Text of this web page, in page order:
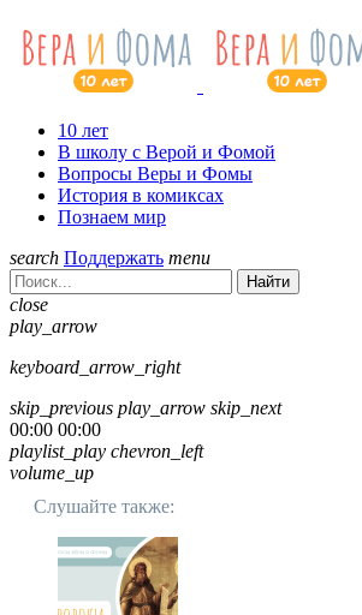
10 лет
В школу с Верой и Фомой
Вопросы Веры и Фомы
История в комиксах
Познаем мир
search Поддержать menu
Найти
close
play_arrow
keyboard_arrow_right
skip_previous play_arrow skip_next
00:00 00:00
playlist_play chevron_left
volume_up
Слушайте также: